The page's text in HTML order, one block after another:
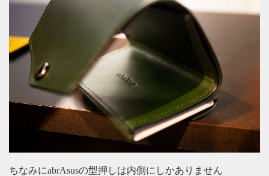
ちなみにabrAsusの型押しは内側にしかありません